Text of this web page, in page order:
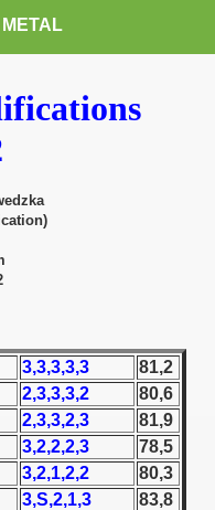
3,3,3,3,3
81,2
2,3,3,3,2
80,6
2,3,3,2,3
81,9
3,2,2,2,3
78,5
3,2,1,2,2
80,3
3,S,2,1,3
83,8